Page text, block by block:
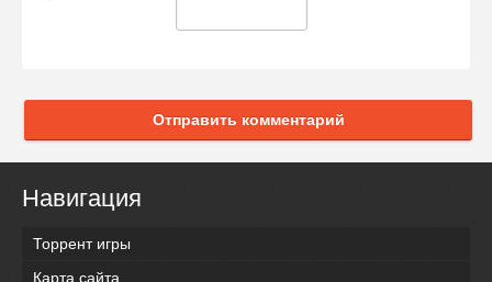
Отправить комментарий
Навигация
Торрент игры
Карта сайта